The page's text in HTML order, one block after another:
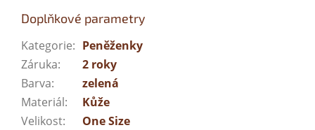
Doplňkové parametry
Kategorie: Peněženky
Záruka:
2 roky
Barva:
zelená
Materiál:
Kůže
Velikost: One Size